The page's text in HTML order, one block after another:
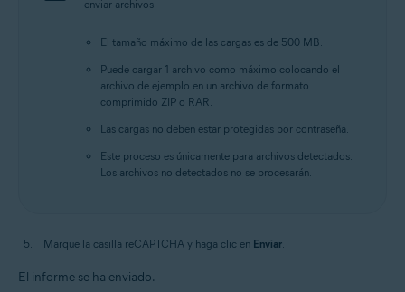
enviar archivos:
El tamaño máximo de las cargas es de 500 MB.
Puede cargar 1 archivo como máximo colocando el
archivo de ejemplo en un archivo de formato
comprimido ZIP o RAR.
Las cargas no deben estar protegidas por contraseña.
Este proceso es únicamente para archivos detectados.
Los archivos no detectados no se procesarán.
Marque la casilla reCAPTCHA y haga clic en Enviar.
El informe se ha enviado.